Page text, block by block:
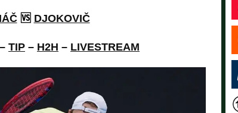
🆚 DJOKOVIČ
– TIP – H2H – LIVESTREAM